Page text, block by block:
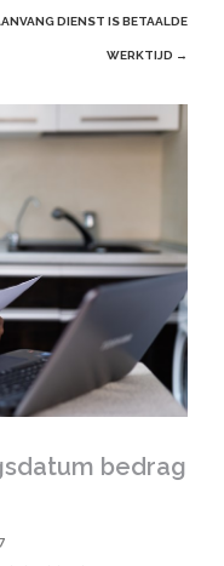
DIENST IS BETAALDE
WERKTIJD →
bedrag